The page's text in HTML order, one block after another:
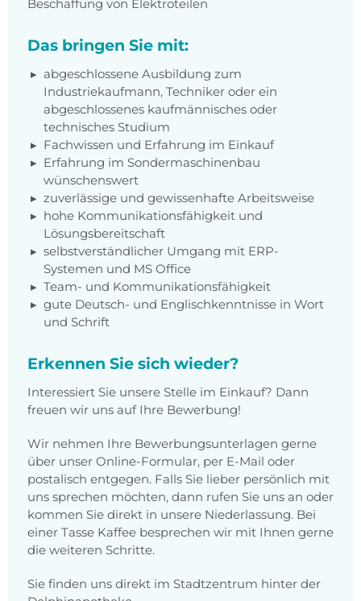
Beschaffung von Elektroteilen
Das bringen Sie mit:
abgeschlossene Ausbildung zum
Industriekaufmann, Techniker oder ein
abgeschlossenes kaufmännisches oder
technisches Studium
Fachwissen und Erfahrung im Einkauf
Erfahrung im Sondermaschinenbau
wünschenswert
zuverlässige und gewissenhafte Arbeitsweise
hohe Kommunikationsfähigkeit und
Lösungsbereitschaft
selbstverständlicher Umgang mit ERP-
Systemen und MS Office
Team- und Kommunikationsfähigkeit
gute Deutsch- und Englischkenntnisse in Wort
und Schrift
Erkennen Sie sich wieder?
Interessiert Sie unsere Stelle im Einkauf? Dann
freuen wir uns auf Ihre Bewerbung!
Wir nehmen Ihre Bewerbungsunterlagen gerne
über unser Online-Formular, per E-Mail oder
postalisch entgegen. Falls Sie lieber persönlich mit
uns sprechen möchten, dann rufen Sie uns an oder
kommen Sie direkt in unsere Niederlassung. Bei
einer Tasse Kaffee besprechen wir mit Ihnen gerne
die weiteren Schritte.
Sie finden uns direkt im Stadtzentrum hinter der